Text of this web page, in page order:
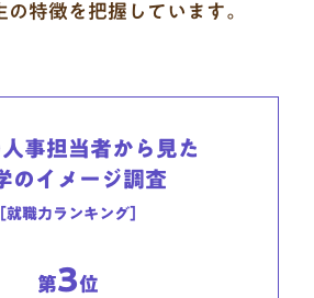
の特徴を把握しています。
事担当者から見た
のイメージ調査
［就職力ランキング］
第3位